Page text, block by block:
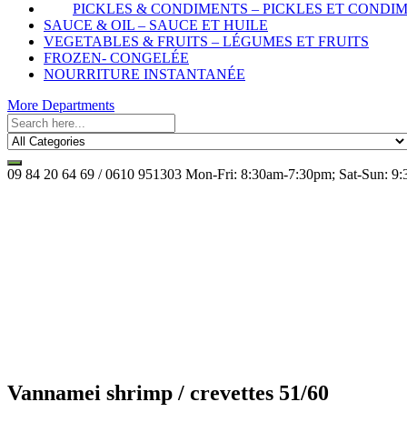
PICKLES & CONDIMENTS – PICKLES ET
SAUCE & OIL – SAUCE ET HUILE
VEGETABLES & FRUITS – LÉGUMES ET FRUITS
FROZEN- CONGELÉE
NOURRITURE INSTANTANÉE
More Departments
09 84 20 64 69 / 0610 951303 Mon-Fri: 8:30am-7:30pm; Sat-Sun:
Vannamei shrimp / crevettes 51/60